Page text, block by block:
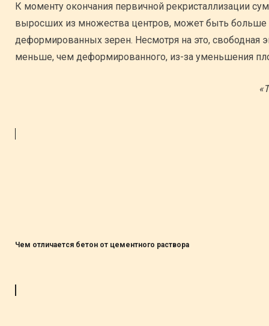
К моменту окончания первичной рекристаллизации
выросших из множества центров, может быть больше
деформированных зерен. Несмотря на это, свободная
меньше, чем деформированного, из-за уменьшения
Чем отличается бетон от цементного раствора